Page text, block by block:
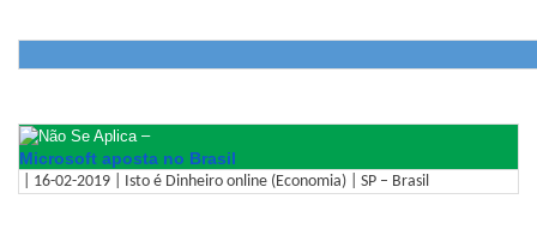
–
Microsoft aposta no Brasil
| 16-02-2019 | Isto é Dinheiro online (Economia) | SP – Brasil